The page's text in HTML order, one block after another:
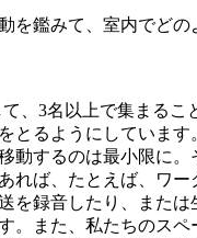
を鑑みて、室内でど
て、3名以上で集まるこ
とるようにしています
動するのは最小限に。
れば、たとえば、ワー
を録音したり、または
。また、私たちのスペ